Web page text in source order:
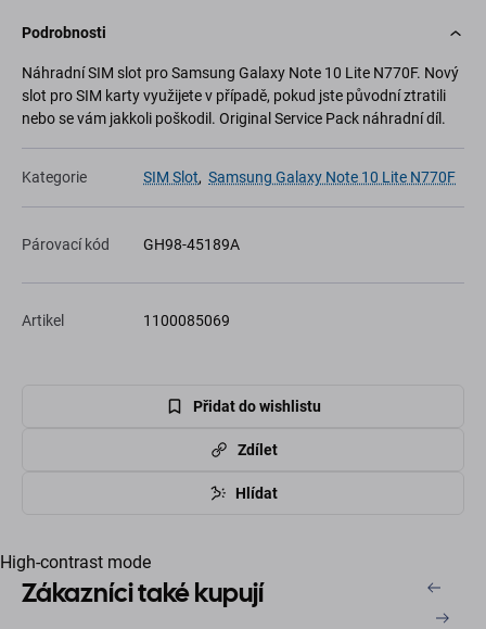
Podrobnosti
Náhradní SIM slot pro Samsung Galaxy Note 10 Lite N770F. Nový
slot pro SIM karty využijete v případě, pokud jste původní ztratili
nebo se vám jakkoli poškodil. Original Service Pack náhradní díl.
Kategorie SIM Slot, Samsung Galaxy Note 10 Lite N770F
Párovací kód GH98-45189A
Artikel 1100085069
Přidat do wishlistu
Zdílet
Hlídat
High-contrast mode
Zákazníci také kupují